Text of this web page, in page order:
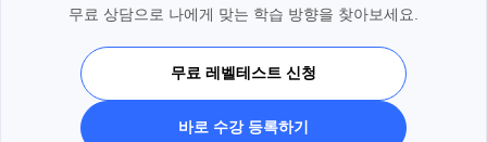
무료 상담으로 나에게 맞는 학습 방향을 찾아보세요.
무료 레벨테스트 신청
바로 수강 등록하기